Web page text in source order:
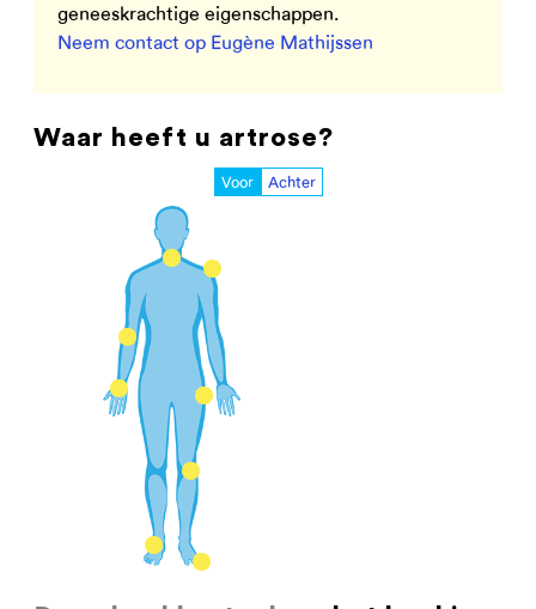
geneeskrachtige eigenschappen.
Neem contact op Eugène Mathijssen
Waar heeft u artrose?
Voor Achter